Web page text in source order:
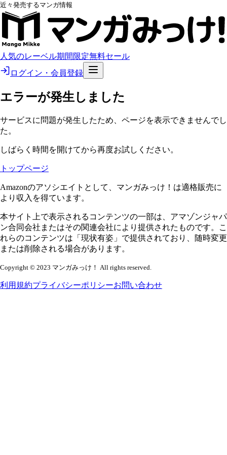
近々発売するマンガ情報
人気のレーベル期間限定無料セール
ログイン・会員登録
エラーが発生しました
サービスに問題が発生したため、ページを表示できませんでし
た。
しばらく時間を開けてから再度お試しください。
トップページ
Amazonのアソシエイトとして、マンガみっけ！は適格販売に
より収入を得ています。
本サイト上で表示されるコンテンツの一部は、アマゾンジャパ
ン合同会社またはその関連会社により提供されたものです。こ
れらのコンテンツは「現状有姿」で提供されており、随時変更
または削除される場合があります。
Copyright © 2023 マンガみっけ！ All rights reserved.
利用規約プライバシーポリシーお問い合わせ